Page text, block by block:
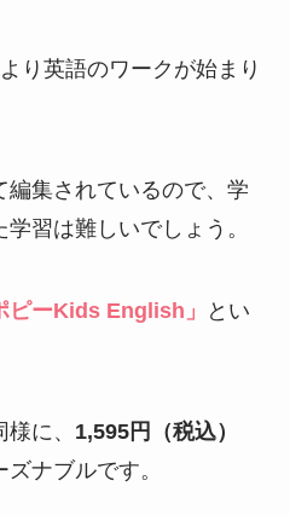
り英語のワークが始まり
集されているので、学
習は難しいでしょう。
ピーKids English」
とい
に、 1,595円（税込）
ズナブルです。